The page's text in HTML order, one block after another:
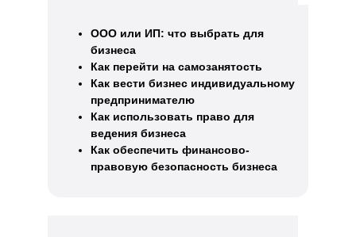
ООО или ИП: что выбрать для
бизнеса
Как перейти на самозанятость
Как вести бизнес индивидуальному
предпринимателю
Как использовать право для
ведения бизнеса
Как обеспечить финансово-
правовую безопасность бизнеса